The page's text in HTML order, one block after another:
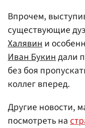
Впрочем,
существующие
Халявини
Иван Букиндали
без боя
коллег вперед.
Другие новости,
посмотреть на